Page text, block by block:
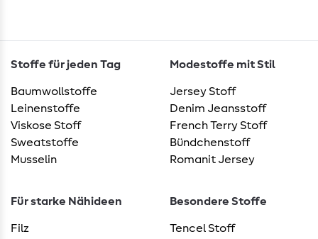
Stoffe für jeden Tag
Baumwollstoffe
Leinenstoffe
Viskose Stoff
Sweatstoffe
Musselin
Modestoffe mit Stil
Jersey Stoff
Denim Jeansstoff
French Terry Stoff
Bündchenstoff
Romanit Jersey
Für starke Nähideen
Filz
Besondere Stoffe
Tencel Stoff